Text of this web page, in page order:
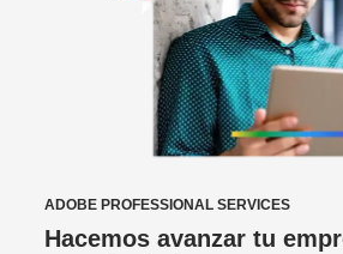
ADOBE PROFESSIONAL SERVICES
Hacemos avanzar tu